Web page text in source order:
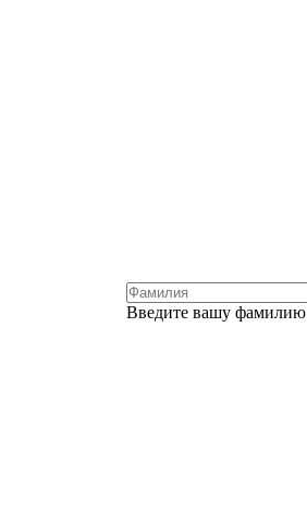
Введите вашу фамилию